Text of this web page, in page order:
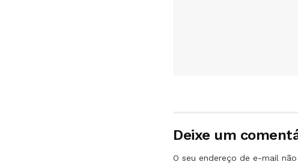
Deixe um
O seu endereço de e-mail